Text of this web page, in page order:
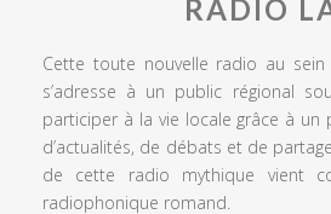
RADIO
Cette toute nouvelle radio au
s’adresse à un public régional
participer à la vie locale grâce à
d’actualités, de débats et de
de cette radio mythique vient
radiophonique romand.